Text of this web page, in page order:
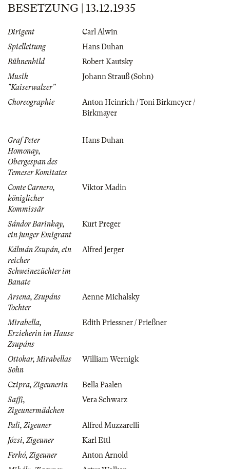
BESETZUNG | 13.12.1935
Dirigent
Carl Alwin
Spielleitung
Hans Duhan
Bühnenbild
Robert Kautsky
Musik
"Kaiserwalzer"
Johann Strauß (Sohn)
Choreographie
Anton Heinrich / Toni Birkmeyer /
Birkmayer
Graf Peter
Homonay,
Obergespan des
Temeser Komitates
Hans Duhan
Conte Carnero,
königlicher
Kommissär
Viktor Madin
Sándor Barinkay,
ein junger Emigrant
Kurt Preger
Kálmán Zsupán, ein
reicher
Schweinezüchter im
Banate
Alfred Jerger
Arsena, Zsupáns
Tochter
Aenne Michalsky
Mirabella,
Erzieherin im Hause
Zsupáns
Edith Priessner / Prießner
Ottokar, Mirabellas
Sohn
William Wernigk
Czipra, Zigeunerin
Bella Paalen
Saffi,
Zigeunermädchen
Vera Schwarz
Pali, Zigeuner
Alfred Muzzarelli
Józsi, Zigeuner
Karl Ettl
Ferkó, Zigeuner
Anton Arnold